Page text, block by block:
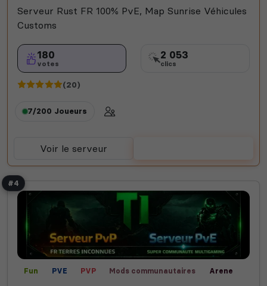
Serveur Rust FR 100% PvE, Map Sunrise Véhicules
Customs
180
votes
2 053
clics
(20)
7/200 Joueurs
Voir le serveur
#4
Fun PVE PVP Mods communautaires Arene